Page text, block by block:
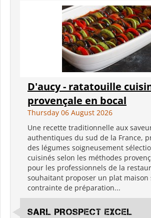
D'aucy - ratatouille
provençale en bocal
Thursday 06 August 2026
Une recette traditionnelle aux
authentiques du sud de la France,
des légumes soigneusement
cuisinés selon les méthodes
pour les professionnels de la
souhaitant proposer un plat maison
contrainte de préparation...
SARL PROSPECT EXCEL